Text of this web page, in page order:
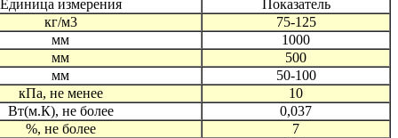
Единица измерения
Показатель
кг/м3
75-125
мм
1000
мм
500
мм
50-100
кПа, не менее
10
Вт(м.К), не более
0,037
%, не более
7